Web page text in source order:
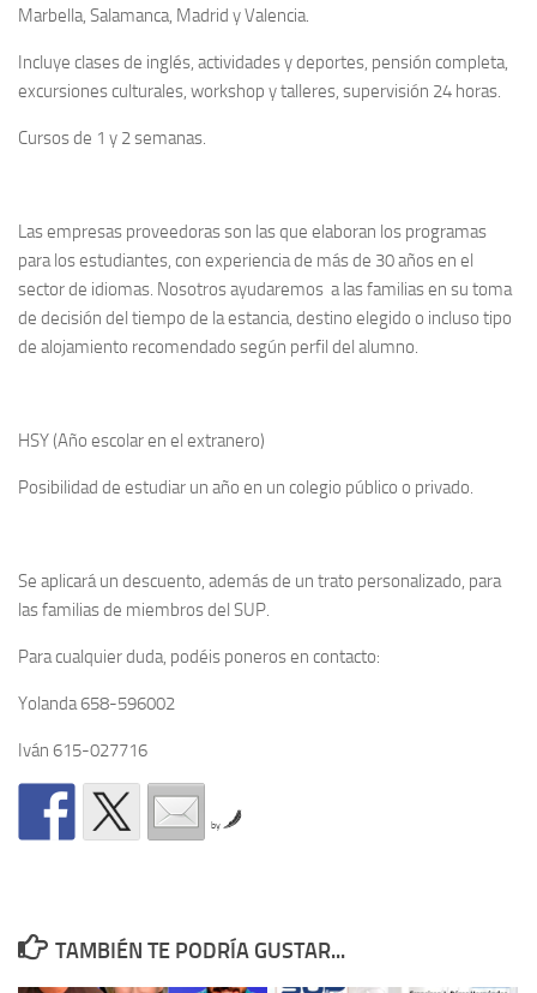
Marbella, Salamanca, Madrid y Valencia.
Incluye clases de inglés, actividades y deportes, pensión completa,
excursiones culturales, workshop y talleres, supervisión 24 horas.
Cursos de 1 y 2 semanas.
Las empresas proveedoras son las que elaboran los programas
para los estudiantes, con experiencia de más de 30 años en el
sector de idiomas. Nosotros ayudaremos a las familias en su toma
de decisión del tiempo de la estancia, destino elegido o incluso tipo
de alojamiento recomendado según perfil del alumno.
HSY (Año escolar en el extranero)
Posibilidad de estudiar un año en un colegio público o privado.
Se aplicará un descuento, además de un trato personalizado, para
las familias de miembros del SUP.
Para cualquier duda, podéis poneros en contacto:
Yolanda 658-596002
Iván 615-027716
by
TAMBIÉN TE PODRÍA GUSTAR...